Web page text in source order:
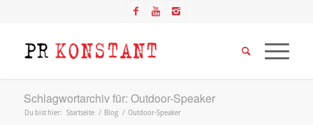
Schlagwortarchiv für: Outdoor-Speaker
Du bist hier: Startseite / Blog / Outdoor-Speaker